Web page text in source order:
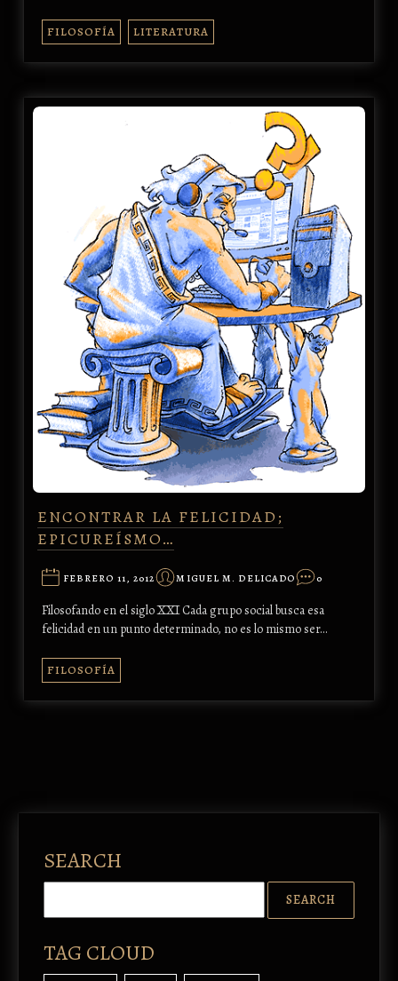
FILOSOFÍA LITERATURA
ENCONTRAR LA FELICIDAD;
EPICUREÍSMO…
FEBRERO 11, 2012 MIGUEL M. DELICADO 0
Filosofando en el siglo XXI Cada grupo social busca esa
felicidad en un punto determinado, no es lo mismo ser…
FILOSOFÍA
SEARCH
TAG CLOUD